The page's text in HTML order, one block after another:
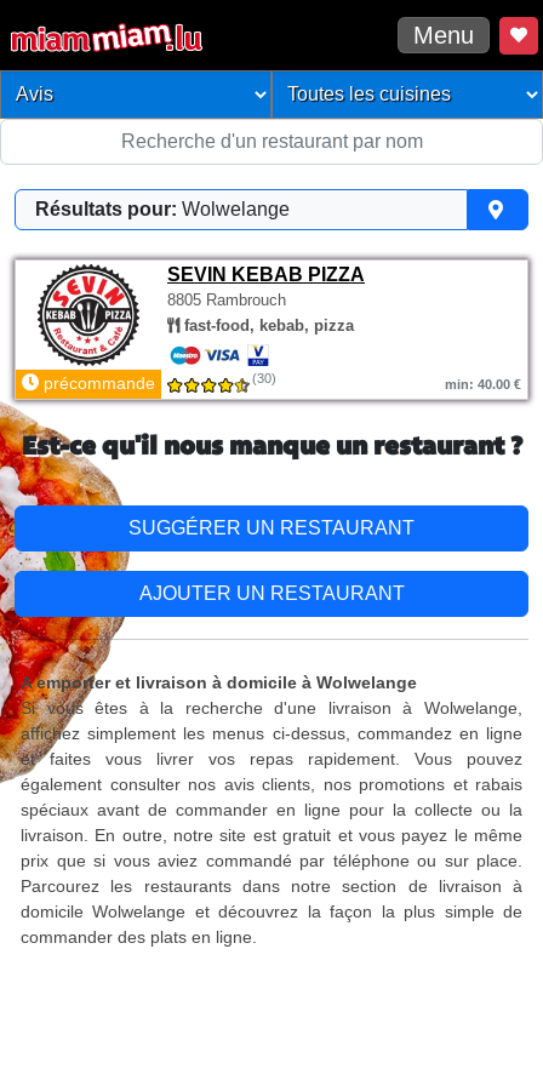
Menu
Résultats pour: Wolwelange
SEVIN KEBAB PIZZA
8805 Rambrouch
fast-food, kebab, pizza
précommande (30) min: 40.00 €
Est-ce qu'il nous manque un restaurant ?
SUGGÉRER UN RESTAURANT
AJOUTER UN RESTAURANT
A emporter et livraison à domicile à Wolwelange
Si vous êtes à la recherche d'une livraison à Wolwelange,
affichez simplement les menus ci-dessus, commandez en ligne
et faites vous livrer vos repas rapidement. Vous pouvez
également consulter nos avis clients, nos promotions et rabais
spéciaux avant de commander en ligne pour la collecte ou la
livraison. En outre, notre site est gratuit et vous payez le même
prix que si vous aviez commandé par téléphone ou sur place.
Parcourez les restaurants dans notre section de livraison à
domicile Wolwelange et découvrez la façon la plus simple de
commander des plats en ligne.